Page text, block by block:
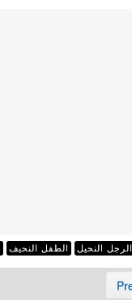
الرجل النحيل الطفل النحيف